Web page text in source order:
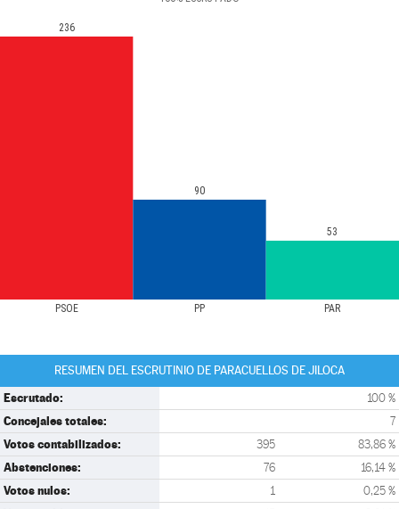
PSOE PP PAR
236
90
53
RESUMEN DEL ESCRUTINIO DE PARACUELLOS DE JILOCA
Escrutado: 100 %
Concejales totales: 7
Votos contabilizados: 395 83,86 %
Abstenciones: 76 16,14 %
Votos nulos: 1 0,25 %